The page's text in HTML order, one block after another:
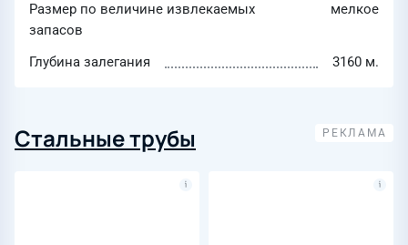
Размер по величине извлекаемых
запасов
мелкое
Глубина залегания 3160 м.
Стальные трубы